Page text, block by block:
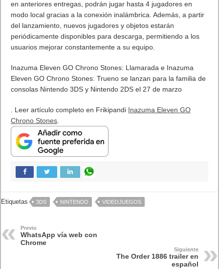
en anteriores entregas, podrán jugar hasta 4 jugadores en
modo local gracias a la conexión inalámbrica. Además, a partir
del lanzamiento, nuevos jugadores y objetos estarán
periódicamente disponibles para descarga, permitiendo a los
usuarios mejorar constantemente a su equipo.
Inazuma Eleven GO Chrono Stones: Llamarada e Inazuma
Eleven GO Chrono Stones: Trueno se lanzan para la familia de
consolas Nintendo 3DS y Nintendo 2DS el 27 de marzo
. Leer artículo completo en Frikipandi Inazuma Eleven GO
Chrono Stones.
Etiquetas 3DS NINTENDO VIDEOJUEGOS
Previo
WhatsApp vía web con
Chrome
Siguiente
The Order 1886 trailer en
español